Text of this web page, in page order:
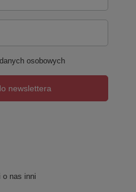
osobowych
newslettera
o nas inni